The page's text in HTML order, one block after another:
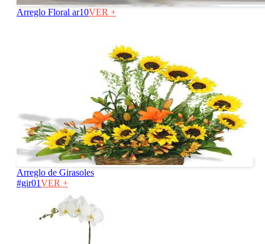
Arreglo Floral ar10VER +
Arreglo de Girasoles
#gir01VER +